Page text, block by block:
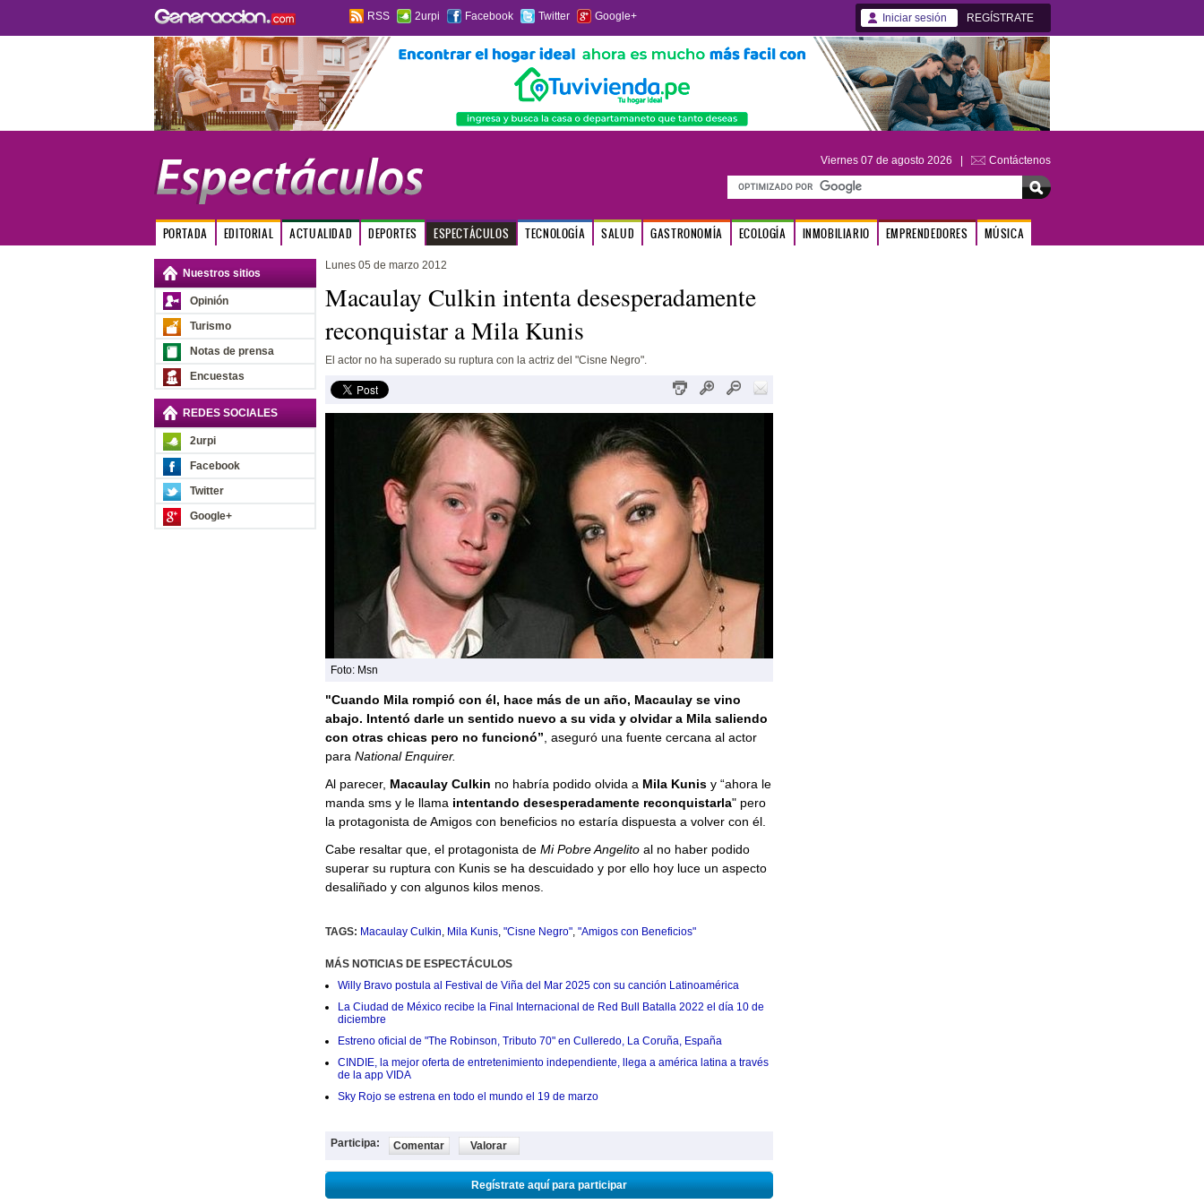
RSS 2urpi Facebook Twitter Google+ Iniciar sesión REGÍSTRATE
Viernes 07 de agosto 2026 | Contáctenos
PORTADA EDITORIAL ACTUALIDAD DEPORTES ESPECTÁCULOS TECNOLOGÍA SALUD GASTRONOMÍA ECOLOGÍA INMOBILIARIO EMPRENDEDORES MÚSICA
Nuestros sitios
Opinión
Turismo
Notas de prensa
Encuestas
REDES SOCIALES
2urpi
Facebook
Twitter
Google+
Lunes 05 de marzo 2012
Macaulay Culkin intenta desesperadamente
reconquistar a Mila Kunis
El actor no ha superado su ruptura con la actriz del "Cisne Negro".
Foto: Msn
"Cuando Mila rompió con él, hace más de un año, Macaulay se vino
abajo. Intentó darle un sentido nuevo a su vida y olvidar a Mila saliendo
con otras chicas pero no funcionó” , aseguró una fuente cercana al actor
para National Enquirer.
Al parecer, Macaulay Culkin no habría podido olvida a Mila Kunisy “ahora le
manda sms y le llama intentando desesperadamente reconquistarla" pero
la protagonista de Amigos con beneficios no estaría dispuesta a volver con él.
Cabe resaltar que, el protagonista de Mi Pobre Angelitoal no haber podido
superar su ruptura con Kunis se ha descuidado y por ello hoy luce un aspecto
desaliñado y con algunos kilos menos.
TAGS: Macaulay Culkin, Mila Kunis, "Cisne Negro", "Amigos con Beneficios"
MÁS NOTICIAS DE ESPECTÁCULOS
Willy Bravo postula al Festival de Viña del Mar 2025 con su canción Latinoamérica
La Ciudad de México recibe la Final Internacional de Red Bull Batalla 2022 el día 10 de
diciembre
Estreno oficial de "The Robinson, Tributo 70" en Culleredo, La Coruña, España
CINDIE, la mejor oferta de entretenimiento independiente, llega a américa latina a través
de la app VIDA
Sky Rojo se estrena en todo el mundo el 19 de marzo
Participa: Comentar Valorar
Regístrate aquí para participar